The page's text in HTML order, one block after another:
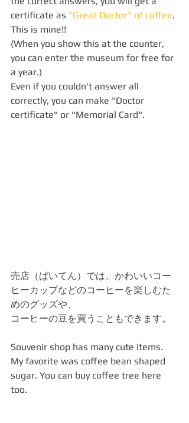
certificate as "Great Doctor" of coffee.
This is mine!!
(When you show this at the counter,
you can enter the museum for free for
a year.)
Even if you couldn't answer all
correctly, you can make "Doctor
certificate" or "Memorial Card".
売店（ばいてん）では、かわいいコー
ヒーカップなどのコーヒーを楽しむた
めのグッズや、
コーヒーの豆を買うこともできます。
Souvenir shop has many cute items.
My favorite was coffee bean shaped
sugar. You can buy coffee tree here
too.